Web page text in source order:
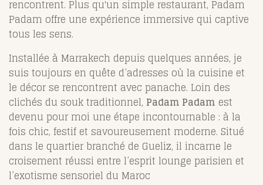
rencontrent. Plus qu'un simple restaurant, Padam
Padam offre une expérience immersive qui captive
tous les sens.
Installée à Marrakech depuis quelques années, je
suis toujours en quête d’adresses où la cuisine et
le décor se rencontrent avec panache. Loin des
clichés du souk traditionnel, Padam Padam est
devenu pour moi une étape incontournable : à la
fois chic, festif et savoureusement moderne. Situé
dans le quartier branché de Gueliz, il incarne le
croisement réussi entre l’esprit lounge parisien et
l’exotisme sensoriel du Maroc